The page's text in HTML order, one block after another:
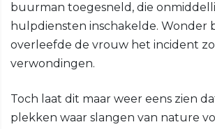
buurman toegesneld, die
hulpdiensten inschakelde. Wonder
overleefde de vrouw het incident
verwondingen.
Toch laat dit maar weer eens zien
plekken waar slangen van nature